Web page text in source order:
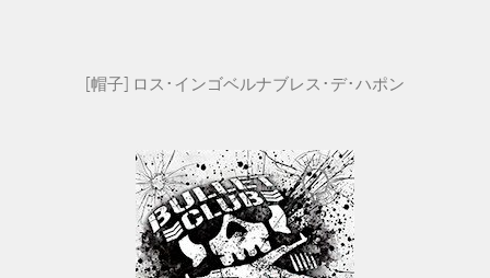
[帽子] ロス･インゴベルナブレス･デ･ハポン